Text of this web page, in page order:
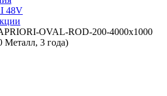
48V
OVAL-ROD-200-4000x1000
3 года)